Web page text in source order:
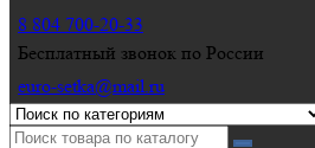
8 804 700-20-33
Бесплатный звонок по России
euro-setka@mail.ru